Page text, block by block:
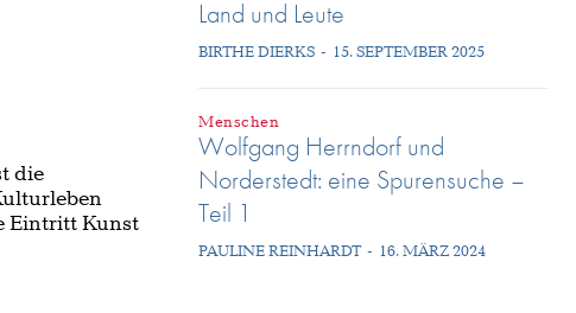
die
Eintritt Kunst
Land und Leute
BIRTHE DIERKS - 15. SEPTEMBER 2025
Menschen
Wolfgang Herrndorf und
Norderstedt: eine Spurensuche –
Teil 1
PAULINE REINHARDT - 16. MÄRZ 2024